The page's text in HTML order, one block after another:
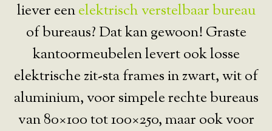
liever eenelektrisch verstelbaar bureau
of bureaus? Dat kan gewoon! Graste
kantoormeubelen levert ook losse
elektrische zit-sta frames in zwart, wit of
aluminium, voor simpele rechte bureaus
van 80×100 tot 100×250, maar ook voor